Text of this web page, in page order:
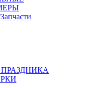
ПРАЗДНИКА